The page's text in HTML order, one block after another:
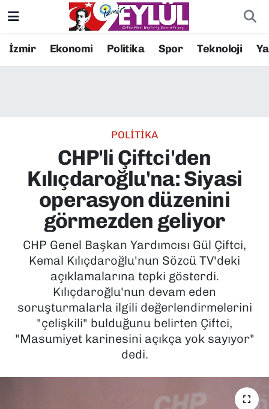
İzmir Ekonomi Politika Spor Teknoloji
POLİTİKA
CHP'li Çiftci'den
Kılıçdaroğlu'na: Siyasi
operasyon düzenini
görmezden geliyor
CHP Genel Başkan Yardımcısı Gül Çiftci,
Kemal Kılıçdaroğlu'nun Sözcü TV'deki
açıklamalarına tepki gösterdi.
Kılıçdaroğlu'nun devam eden
soruşturmalarla ilgili değerlendirmelerini
"çelişkili" bulduğunu belirten Çiftci,
"Masumiyet karinesini açıkça yok sayıyor"
dedi.
Resmi İlanlar
EKONOMİ
KÜLTÜR SANAT
MAGAZİN
POLİTİKA
SAĞLIK
SPOR
Konak Nöbetçi Eczaneler
Süper Lig Puan Durumu ve Fikstür
Tüm Manşetler
Son Dakika Haberleri
Haber Arşivi